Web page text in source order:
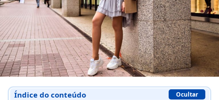
Índice do conteúdo Ocultar